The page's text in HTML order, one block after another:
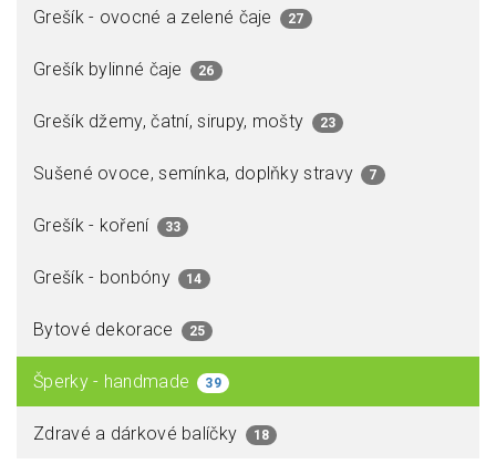
Grešík - ovocné a zelené čaje 27
Grešík bylinné čaje 26
Grešík džemy, čatní, sirupy, mošty 23
Sušené ovoce, semínka, doplňky stravy 7
Grešík - koření 33
Grešík - bonbóny 14
Bytové dekorace 25
Šperky - handmade 39
Zdravé a dárkové balíčky 18